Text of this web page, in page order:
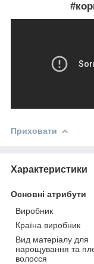
Приховати
Характеристики
Основні атрибути
Виробник
Країна виробник
Вид матеріалу для
нарощування та
волосся